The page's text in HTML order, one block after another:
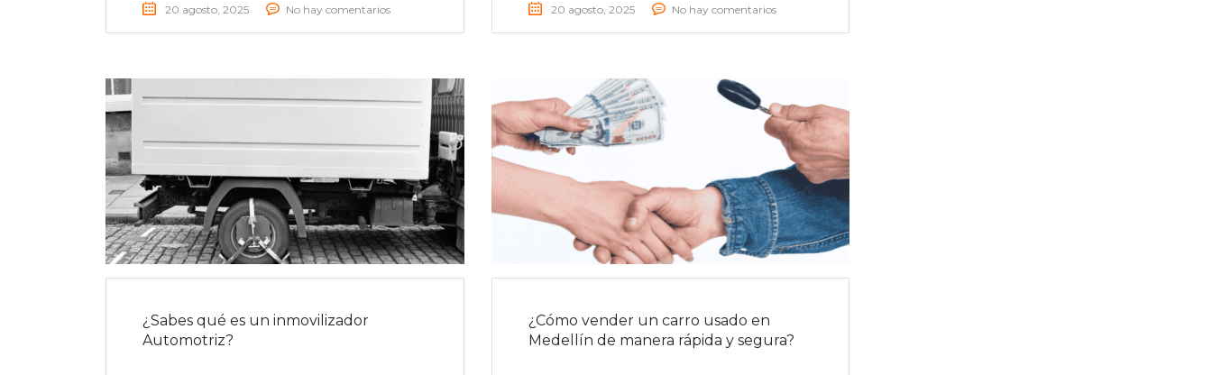
20 agosto, 2025 No hay comentarios 20 agosto, 2025 No hay comentarios
¿Sabes qué es un inmovilizador
Automotriz?
¿Cómo vender un carro usado en
Medellín de manera rápida y segura?